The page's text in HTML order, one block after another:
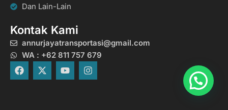
Dan Lain-Lain
Kontak Kami
annurjayatransportasi@gmail.com
WA : +62 811 757 679
F
a
X
-
Y
o
I
n